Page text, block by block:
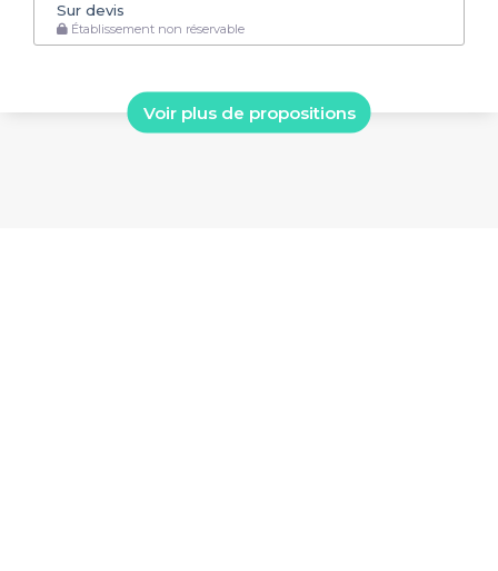
Sur devis
Établissement non réservable
Voir plus de propositions